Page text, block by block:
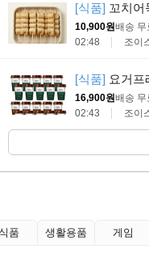
[식품] 꼬치어
10,900원배송 무
02:48
조이
[식품] 요거프
16,900원배송 무
02:43
조이
품 생활용품 게임